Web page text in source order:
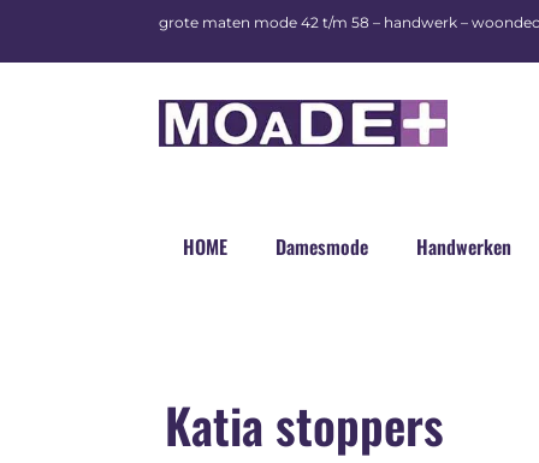
grote maten mode 42 t/m 58 – handwerk –
HOME Damesmode Handwerken
Katia stoppers